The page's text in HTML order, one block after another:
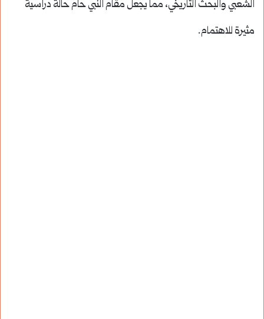
الشعبي والبحث التاريخي، مما يجعل مقام النبي حام حالة دراسية
مثيرة للاهتمام.